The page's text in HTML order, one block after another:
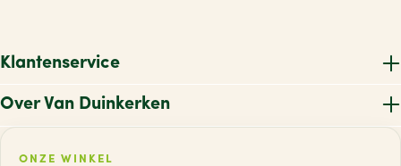
Klantenservice
Over Van Duinkerken
ONZE WINKEL